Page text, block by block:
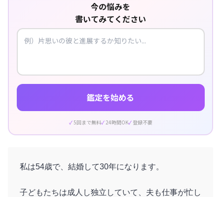
今の悩みを
書いてみてください
鑑定を始める
5回まで無料 24時間OK 登録不要
私は54歳で、結婚して30年になります。
子どもたちは成人し独立していて、夫も仕事が忙し